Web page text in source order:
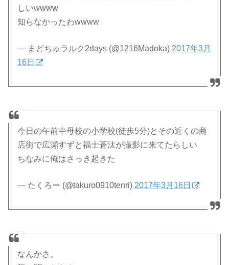
しいwwww
知らなかったわwwww
— まどちゅラルク2days (@1216Madoka) 2017年3月
16日
今日の午前中母校の小学校(徒歩5分)とその近くの商
店街で広瀬すずと福士蒼汰が撮影に来てたらしい
ちなみに俺はさっき起きた
— たくろー (@takuro0910tenri) 2017年3月16日
なんかさ。